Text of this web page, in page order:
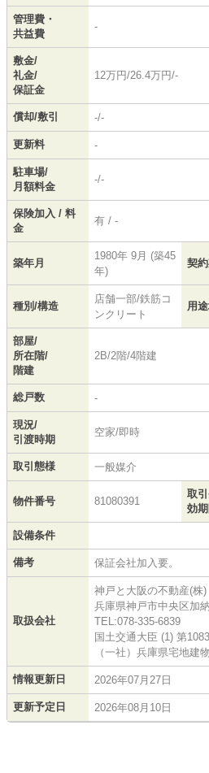
管理費・
共益費
-
敷金/
礼金/
保証金
12万円/26.4万円/-
償却/敷引 -/-
更新料 -
駐車場/
月額料金
-/-
保険加入 / 料
金
有 / -
築年月
1980年 9月 (築45
年)
契
種別/構造
店舗一部/鉄筋コ
ンクリート
用
部屋/
所在階/
階建
2B/2階/4階建
総戸数 -
現況/
引渡時期
空家/即時
取引態様 一般媒介
物件番号 81080391
取
効
設備条件
備考 保証会社加入要。
取扱会社
神戸と大阪の不動産(株)
兵庫県神戸市中央区加
TEL:078-335-6839
国土交通大臣 (1) 第
（一社）兵庫県宅地建
情報更新日 2026年07月27日
更新予定日 2026年08月10日